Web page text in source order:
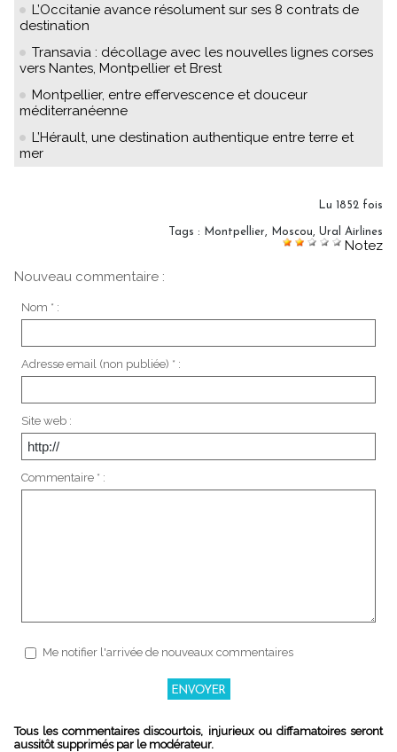
L’Occitanie avance résolument sur ses 8 contrats de
destination
Transavia : décollage avec les nouvelles lignes corses
vers Nantes, Montpellier et Brest
Montpellier, entre effervescence et douceur
méditerranéenne
L’Hérault, une destination authentique entre terre et
mer
Lu 1852 fois
Tags : Montpellier Moscou Ural Airlines
Notez
Nouveau commentaire :
Nom * :
Adresse email (non publiée) * :
Site web :
Commentaire * :
Me notifier l'arrivée de nouveaux commentaires
Tous les commentaires discourtois, injurieux ou diffamatoires seront
aussitôt supprimés par le modérateur.